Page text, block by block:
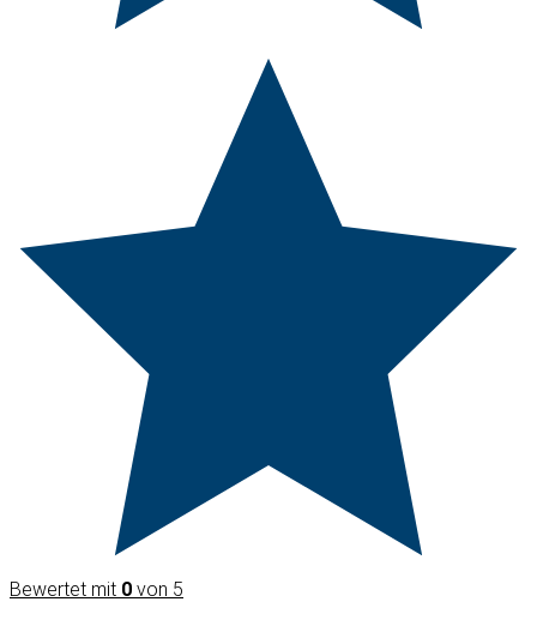
Bewertet mit 0 von 5